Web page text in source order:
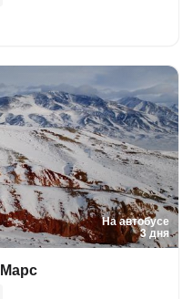
На автобусе
3 дня